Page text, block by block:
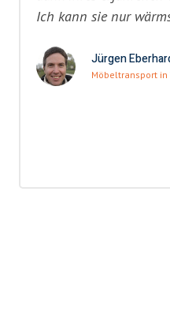
Ich kann sie nur
Jürgen
Möbeltransport in